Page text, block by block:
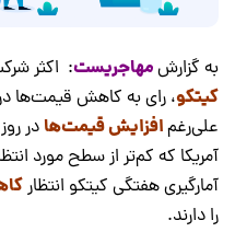
به گزارشمهاجریست: اکثر
کیتکو، رای به کاهش قیمت‌ها
علی‌رغمافزایش قیمت‌هادر
آمریکا که کم‌تر از سطح مورد
آمارگیری هفتگی کیتکو انتظار
را دارند.